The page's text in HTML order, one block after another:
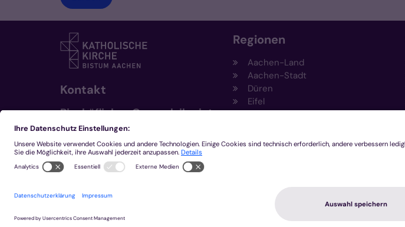
Kontakt
Bischöfliches Generalvikariat
Aachen
+49 241 452-0
kommunikation@bistum-
aachen.de
Regionen
Aachen-Land
Aachen-Stadt
Düren
Eifel
Heinsberg
Krefeld
2026 © Bistum Aachen Datenschutzerklärung